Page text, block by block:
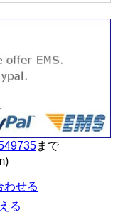
まで
わせる
る